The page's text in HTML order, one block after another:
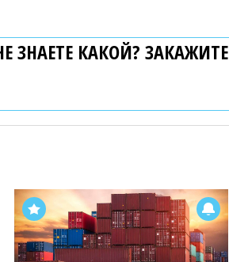
ЗНАЕТЕ КАКОЙ? ЗАКАЖИТЕ